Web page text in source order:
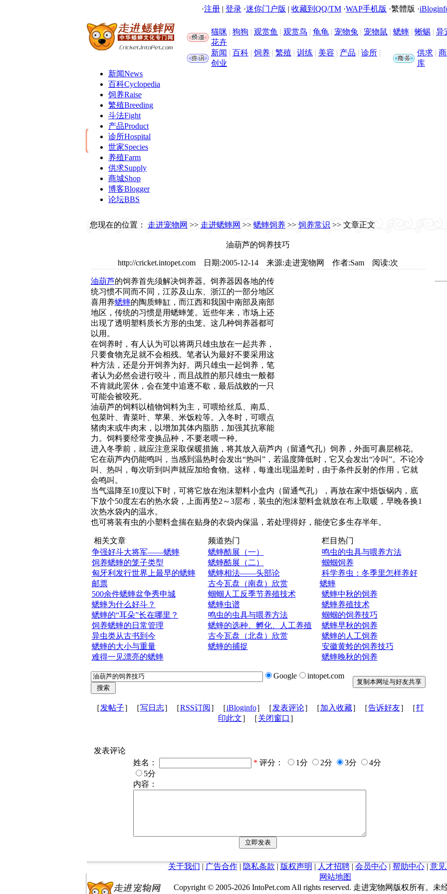
·注册 | 登录 ·迷你门户版 | 收藏到QQ/TM ·WAP手机版 ·繁體版 ·
猫咪 | 狗狗 | 观赏鱼 | 观赏鸟 | 龟龟 | 宠物兔 | 宠物鼠 | 蟋蟀 | 蜥蜴 | 异
花卉
新闻 | 百科 | 饲养 | 繁殖 | 训练 | 美容 | 产品 | 诊所 |
创业
供求 |
库
新闻News
百科Cyclopedia
饲养Raise
繁殖Breeding
斗法Fight
产品Product
诊所Hospital
世家Species
养殖Farm
供求Supply
商城Shop
博客Blogger
论坛BBS
您现在的位置： 走进宠物网 >> 走进蟋蟀网 >> 蟋蟀饲养 >> 饲养常识 >> 文章正文
油葫芦的饲养技巧
http://cricket.intopet.com 日期:2005-12-14 来源:走进宠物网 作者:Sam 阅读:次
油葫芦的饲养首先须解决饲养器。饲养器因各地的传
统习惯不同而不同，江苏及山东、浙江的一部分地区
喜用养蟋蟀的陶质蟀缸，而江西和我国中南部及南部
地区，传统的习惯是用蟋蟀笼。近些年来，市场上还
出现了透明塑料质长方形的虫笼。这几种饲养器都可
以用。
在饲养时，有人认为可以将两只雄虫放在一起共养，
只要食物充足就不会相残。笔者认为最好不要采用这
种方法，还是分开饲养为好。两只雄虫一起饲养，笔
者认为必然会进行咬斗，而且战胜的那只雄虫一般都
不肯就此罢休，会在笼中追逐不歇，最后战败的一只
可能会被咬死。
油葫芦的饲料以植物饲料为主，可喂给丝瓜、南瓜、
包菜叶、青菜叶、苹果、米饭粒等。入冬时，可喂点
猪肉末或牛肉末，以增加其体内脂肪，加强其抗寒能
力。饲料要经常变换品种，不要老喂一种。
进入冬季前，就应注意采取保暖措施，将其放入葫芦内（留通气孔）饲养，外面可裹层棉花。
它在葫芦内仍能鸣叫，当感到温热时会发出“热叫”，若温度降低时，它又会发出“冷叫”。不论冷
叫、热叫，每次听到叫声就应加给食物。这样，每逢出现温差时，由于条件反射的作用，它就
会鸣叫。
当气温降至10度以下时，可将它放在泡沫塑料小盒内（留通气孔），再放在家中焐饭锅内，底
下放个50度左右的热水袋，上面再垫2～3层布，装虫的泡沫塑料盒就放在布上取暖，早晚各换1
次热水袋内的温水。
也可将装有虫的小塑料盒揣在贴身的衣袋内保温，若处理得好，能使它多生存半年。
相关文章
争强好斗大将军——蟋蟀
饲养蟋蟀的笼子类型
匈牙利发行世界上最早的蟋蟀
邮票
500余件蟋蟀盆争秀申城
蟋蟀为什么好斗？
蟋蟀的“耳朵”长在哪里？
饲养蟋蟀的日常管理
异虫类从古书到今
蟋蟀的大小与重量
难得一见漂亮的蟋蟀
频道热门
蟋蟀酷展（一）
蟋蟀酷展（二）
蟋蟀相法——头部论
古今瓦盘（南盘）欣赏
蝈蝈人工反季节养殖技术
蟋蟀虫谱
鸣虫的虫具与喂养方法
蟋蟀的选种、孵化、人工养殖
古今瓦盘（北盘）欣赏
蟋蟀的捕捉
栏目热门
鸣虫的虫具与喂养方法
蝈蝈饲养
科学养虫：冬季里怎样养好
蟋蟀
蟋蟀中秋的饲养
蟋蟀养殖技术
蝈蝈的饲养技巧
蟋蟀早秋的饲养
蟋蟀的人工饲养
安徽黄蛉的饲养技巧
蟋蟀晚秋的饲养
Google intopet.com
［发帖子］［写日志］［RSS订阅 ］［iBloginfo］［发表评论］［加入收藏］［告诉好友］［打
印此文］［关闭窗口 ］
发表评论
姓名：
* 评分： 1分 2分 3分
4分
5分
内容：
关于我们 | 广告合作| 隐私条款 | 版权声明 | 人才招聘| 会员中心| 帮助中心| 意
网站地图
Copyright © 2005-2026 IntoPet.com All rights reserved. 走进宠物网版权所有。未